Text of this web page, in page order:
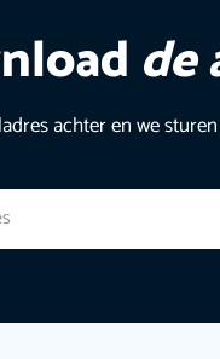
de
achter en we